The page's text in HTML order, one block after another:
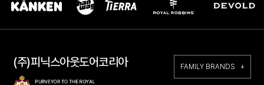
(주)피닉스아웃도어코리아 FAMILY BRANDS +